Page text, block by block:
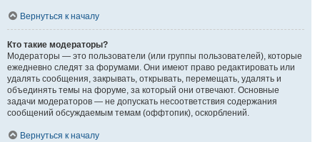
Вернуться к началу
Кто такие модераторы?
Модераторы — это пользователи (или группы пользователей), которые
ежедневно следят за форумами. Они имеют право редактировать или
удалять сообщения, закрывать, открывать, перемещать, удалять и
объединять темы на форуме, за который они отвечают. Основные
задачи модераторов — не допускать несоответствия содержания
сообщений обсуждаемым темам (оффтопик), оскорблений.
Вернуться к началу